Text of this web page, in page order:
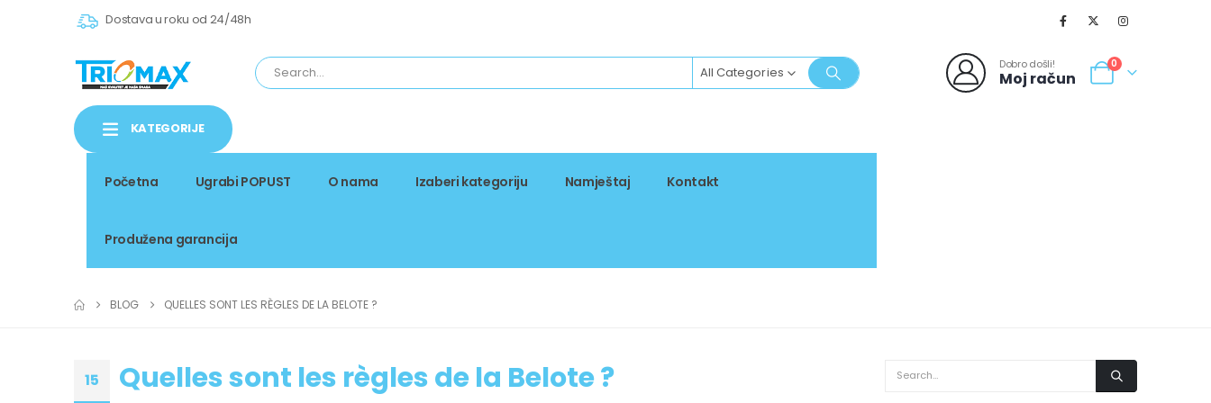
Dostava u roku od 24/48h
All Categories Dobro došli!
Moj račun
0
KATEGORIJE
Početna Ugrabi POPUST O nama Izaberi kategoriju Namještaj Kontakt
Produžena garancija
BLOG QUELLES SONT LES RÈGLES DE LA BELOTE ?
15 Quelles sont les règles de la Belote ?